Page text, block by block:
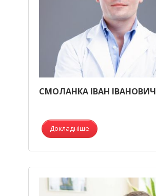
СМОЛАНКА ІВАН ІВАНОВИЧ
Докладніше